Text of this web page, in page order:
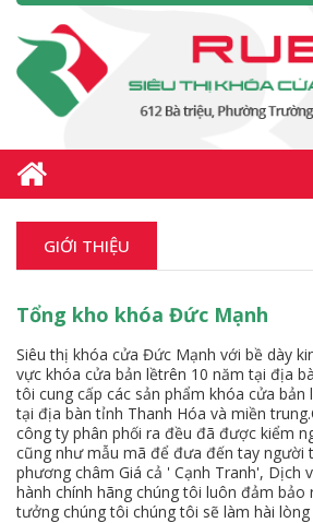
GIỚI THIỆU
Tổng kho khóa Đức Mạnh
Siêu thị khóa cửa Đức Mạnh với bề dày
vực khóa cửa bản lềtrên 10 năm tại địa
tôi cung cấp các sản phẩm khóa cửa bản
tại địa bàn tỉnh Thanh Hóa và miền
công ty phân phối ra đều đã được kiểm
cũng như mẫu mã để đưa đến tay người
phương châm Giá cả ' Cạnh Tranh', Dịch
hành chính hãng chúng tôi luôn đảm bảo
tưởng chúng tôi chúng tôi sẽ làm hài